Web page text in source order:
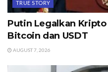
TRUE STORY
Putin Legalkan
Bitcoin dan USDT
AUGUST 7, 2026